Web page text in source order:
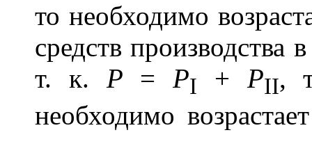
то необходимо
средств
т. к. Р = PI + PII,
необходимо